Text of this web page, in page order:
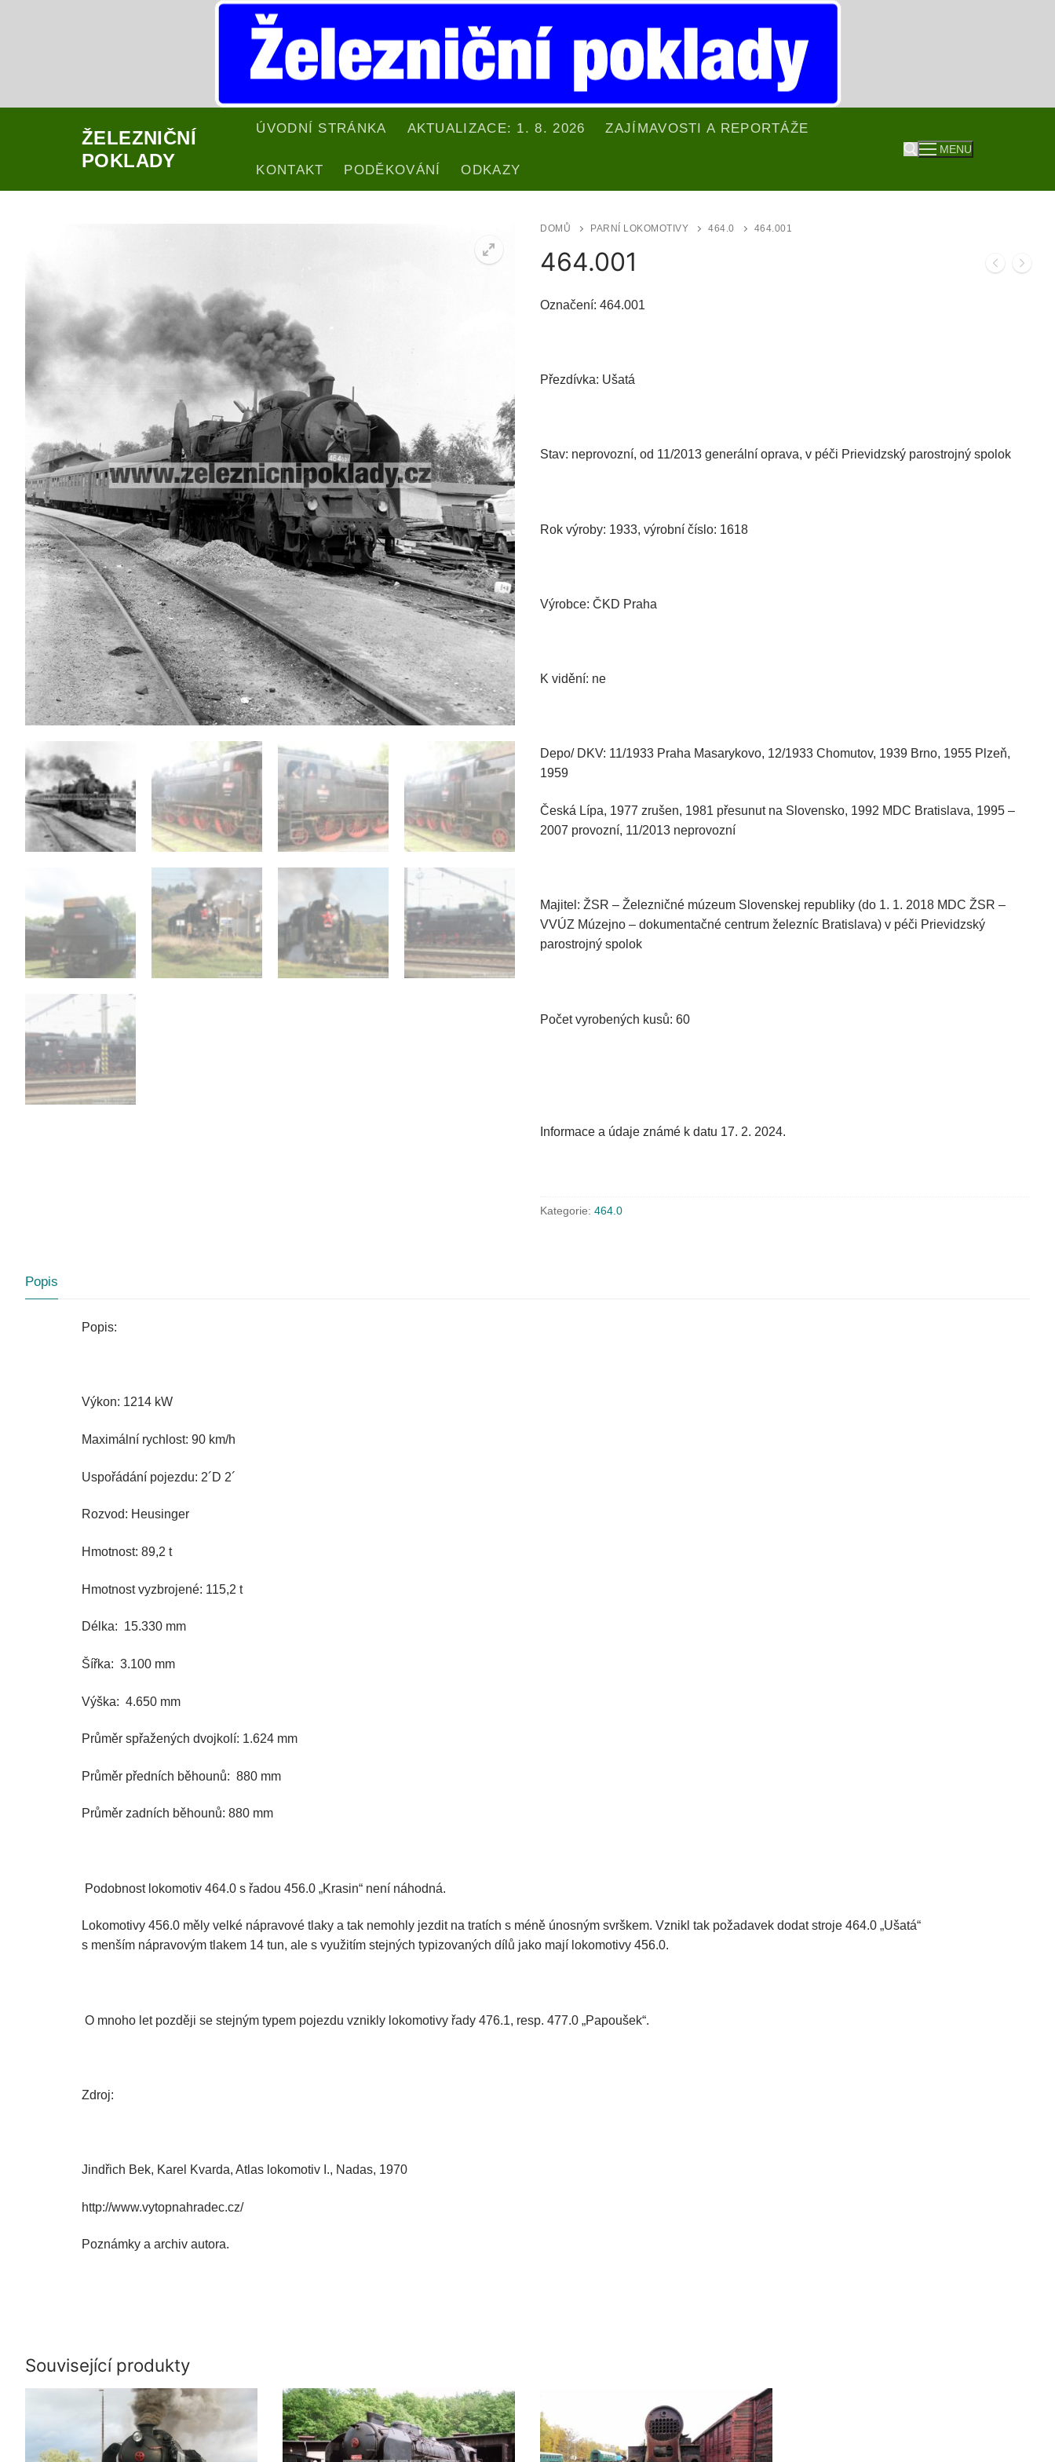
ŽELEZNIČNÍ
POKLADY
ÚVODNÍ STRÁNKA AKTUALIZACE: 1. 8. 2026 ZAJÍMAVOSTI A REPORTÁŽE
KONTAKT PODĚKOVÁNÍ ODKAZY
MENU
DOMŮ PARNÍ LOKOMOTIVY 464.0 464.001
464.001
Označení: 464.001
Přezdívka: Ušatá
Stav: neprovozní, od 11/2013 generální oprava, v péči Prievidzský parostrojný spolok
Rok výroby: 1933, výrobní číslo: 1618
Výrobce: ČKD Praha
K vidění: ne
Depo/ DKV: 11/1933 Praha Masarykovo, 12/1933 Chomutov, 1939 Brno, 1955 Plzeň,
1959
Česká Lípa, 1977 zrušen, 1981 přesunut na Slovensko, 1992 MDC Bratislava, 1995 –
2007 provozní, 11/2013 neprovozní
Majitel: ŽSR – Železničné múzeum Slovenskej republiky (do 1. 1. 2018 MDC ŽSR –
VVÚZ Múzejno – dokumentačné centrum železníc Bratislava) v péči Prievidzský
parostrojný spolok
Počet vyrobených kusů: 60
Informace a údaje známé k datu 17. 2. 2024.
Kategorie: 464.0
Popis
Popis:
Výkon: 1214 kW
Maximální rychlost: 90 km/h
Uspořádání pojezdu: 2´D 2´
Rozvod: Heusinger
Hmotnost: 89,2 t
Hmotnost vyzbrojené: 115,2 t
Délka: 15.330 mm
Šířka: 3.100 mm
Výška: 4.650 mm
Průměr spřažených dvojkolí: 1.624 mm
Průměr předních běhounů: 880 mm
Průměr zadních běhounů: 880 mm
Podobnost lokomotiv 464.0 s řadou 456.0 „Krasin“ není náhodná.
Lokomotivy 456.0 měly velké nápravové tlaky a tak nemohly jezdit na tratích s méně únosným svrškem. Vznikl tak požadavek dodat stroje 464.0 „Ušatá“
s menším nápravovým tlakem 14 tun, ale s využitím stejných typizovaných dílů jako mají lokomotivy 456.0.
O mnoho let později se stejným typem pojezdu vznikly lokomotivy řady 476.1, resp. 477.0 „Papoušek“.
Zdroj:
Jindřich Bek, Karel Kvarda, Atlas lokomotiv I., Nadas, 1970
http://www.vytopnahradec.cz/
Poznámky a archiv autora.
Související produkty